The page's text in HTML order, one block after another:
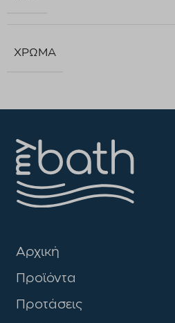
ΧΡΏΜΑ
Αρχική
Προϊόντα
Προτάσεις